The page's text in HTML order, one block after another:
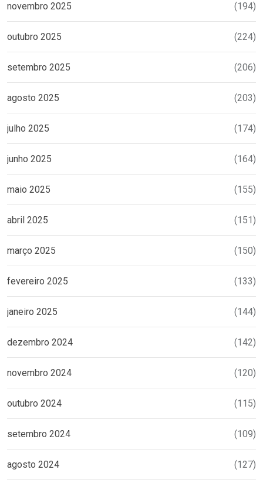
novembro 2025 (194)
outubro 2025 (224)
setembro 2025 (206)
agosto 2025 (203)
julho 2025 (174)
junho 2025 (164)
maio 2025 (155)
abril 2025 (151)
março 2025 (150)
fevereiro 2025 (133)
janeiro 2025 (144)
dezembro 2024 (142)
novembro 2024 (120)
outubro 2024 (115)
setembro 2024 (109)
agosto 2024 (127)